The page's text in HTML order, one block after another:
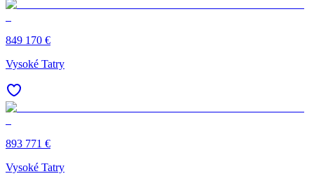
849 170 €
Vysoké Tatry
893 771 €
Vysoké Tatry